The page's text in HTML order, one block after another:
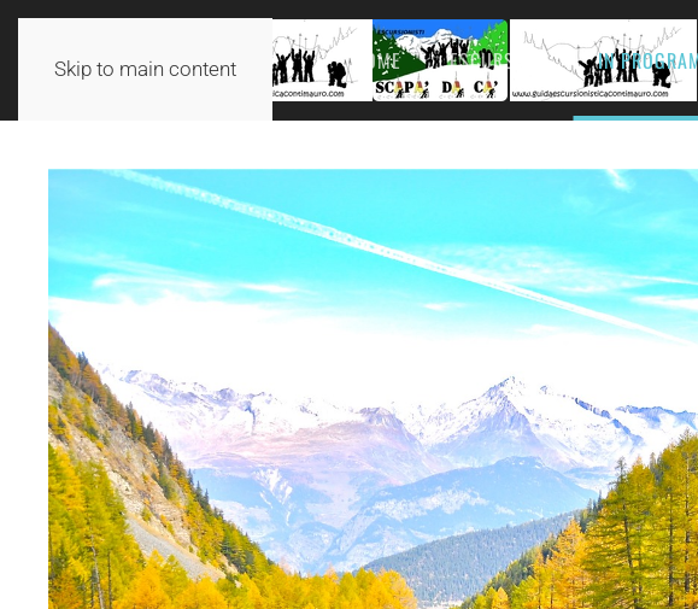
Skip to main content HOME ESCURSIONI IN